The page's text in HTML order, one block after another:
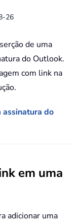
26
de uma
do Outlook.
com link na
assinatura do
em uma
adicionar uma